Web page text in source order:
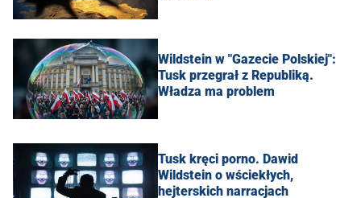
Wildstein w "Gazecie Polskiej":
Tusk przegrał z Republiką.
Władza ma problem
Tusk kręci porno. Dawid
Wildstein o wściekłych,
hejterskich narracjach